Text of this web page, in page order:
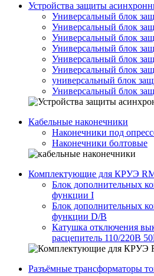
Устройства защиты
Универсальный блок
Универсальный блок
Универсальный блок
Универсальный блок
Универсальный блок
Универсальный блок
универсальный блок
Универсальный блок
Кабельные наконечники
Наконечники под
Наконечники болтовые
Комплектующие для КРУЭ
Блок дополнительных
функции I
Блок дополнительных
функции D/B
Катушка отключения
расцепитель 110/220В
Разъёмные трансформаторы